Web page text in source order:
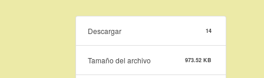
Descargar 14
Tamaño del archivo 973.52 KB